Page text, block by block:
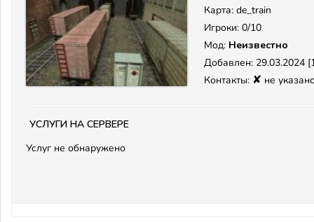
Карта: de_train
Игроки: 0/10
Мод: Неизвестно
Добавлен: 29.03.2024
Контакты: ✘ не
Услуги на сервере
Услуг не обнаружено